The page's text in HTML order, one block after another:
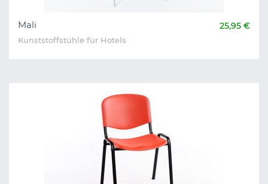
Mali 25,95 €
Kunststoffstühle für Hotels